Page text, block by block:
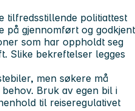
tilfredsstillende politiattest
på gjennomført og godkjent
som har oppholdt seg
Slike bekreftelser legges
men søkere må
Bruk av egen bil i
til reiseregulativet